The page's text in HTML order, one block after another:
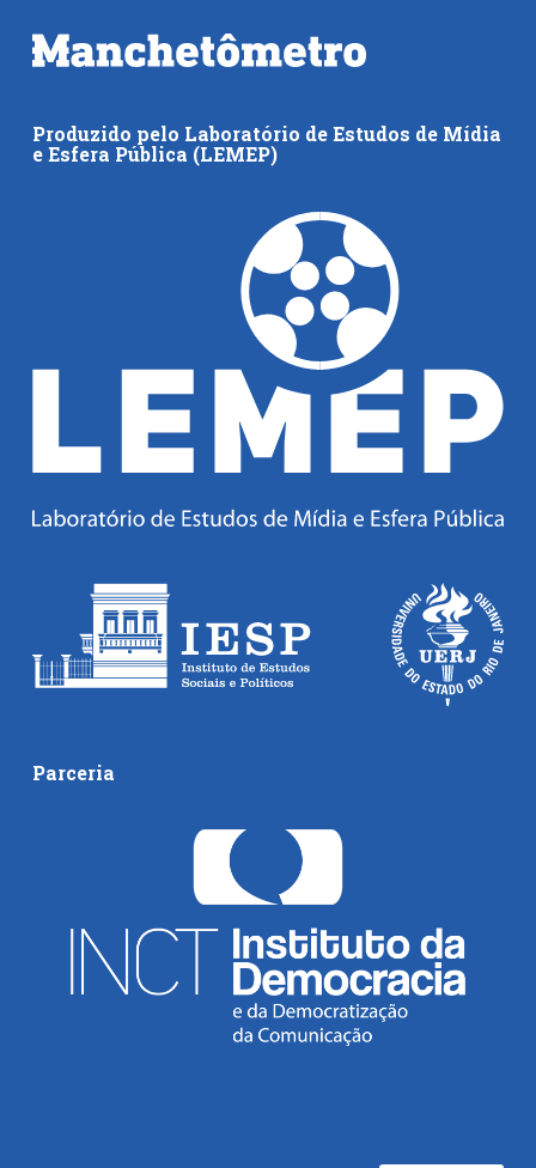
Produzido pelo Laboratório de Estudos de Mídia
e Esfera Pública (LEMEP)
Parceria